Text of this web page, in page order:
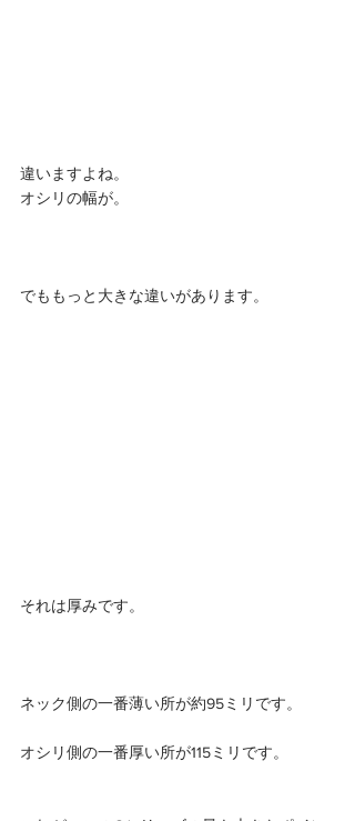
違いますよね。
オシリの幅が。
でももっと大きな違いがあります。
それは厚みです。
ネック側の一番薄い所が約95ミリです。
オシリ側の一番厚い所が115ミリです。